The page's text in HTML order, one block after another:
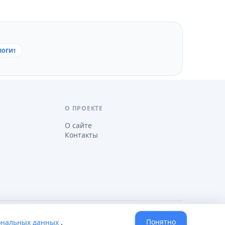
1
О ПРОЕКТЕ
О сайте
Контакты
данных . Понятно